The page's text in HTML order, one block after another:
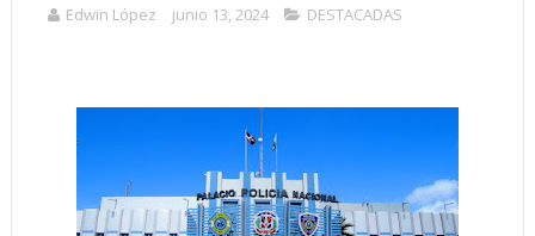
Edwin López junio 13, 2024 DESTACADAS